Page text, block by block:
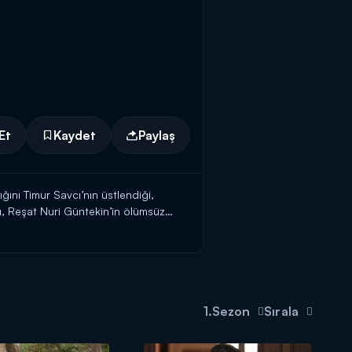
Kaydet Paylaş
Timur Savcı’nın üstlendiği,
Reşat Nuri Güntekin’in ölümsüz
geliyor.
almaktadır. Feride öksüz, Feride
1.Sezon Sırala